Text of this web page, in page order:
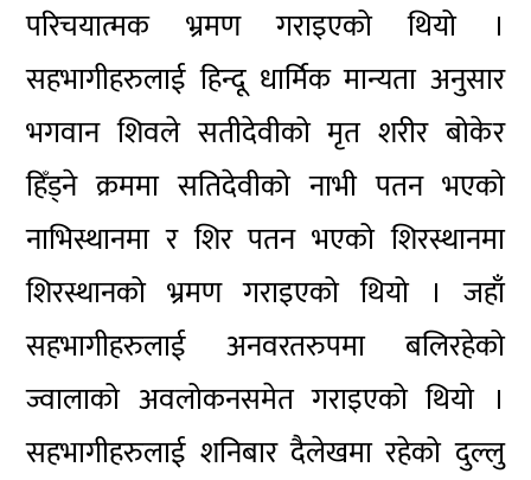
परिचयात्मक भ्रमण गराइएको थियो ।
सहभागीहरुलाई हिन्दू धार्मिक मान्यता अनुसार
भगवान शिवले सतीदेवीको मृत शरीर बोकेर
हिँड्ने क्रममा सतिदेवीको नाभी पतन भएको
नाभिस्थानमा र शिर पतन भएको शिरस्थानमा
शिरस्थानको भ्रमण गराइएको थियो । जहाँ
सहभागीहरुलाई अनवरतरुपमा बलिरहेको
ज्वालाको अवलोकनसमेत गराइएको थियो ।
सहभागीहरुलाई शनिबार दैलेखमा रहेको दुल्लु